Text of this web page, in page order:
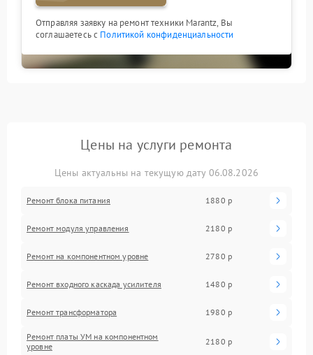
Отправляя заявку на ремонт техники Marantz, Вы
соглашаетесь с Политикой конфиденциальности
Цены на услуги ремонта
Цены актуальны на текущую дату 06.08.2026
Ремонт блока питания 1880 р
Ремонт модуля управления 2180 р
Ремонт на компонентном уровне 2780 р
Ремонт входного каскада усилителя 1480 р
Ремонт трансформатора 1980 р
Ремонт платы УМ на компонентном
уровне
2180 р